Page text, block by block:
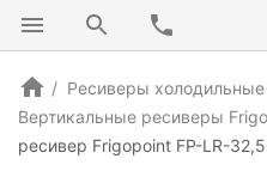
Ресиверы холодильные
Вертикальные ресиверы
ресивер Frigopoint FP-LR-32,5